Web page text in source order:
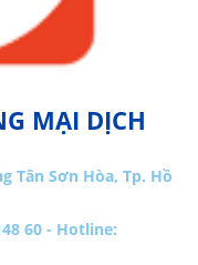
MẠI DỊCH
Tân Sơn Hòa, Tp. Hồ
60 - Hotline: